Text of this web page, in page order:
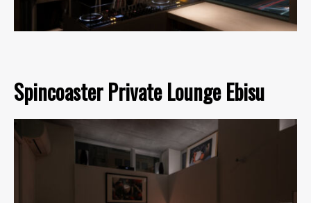
Spincoaster Private Lounge Ebisu